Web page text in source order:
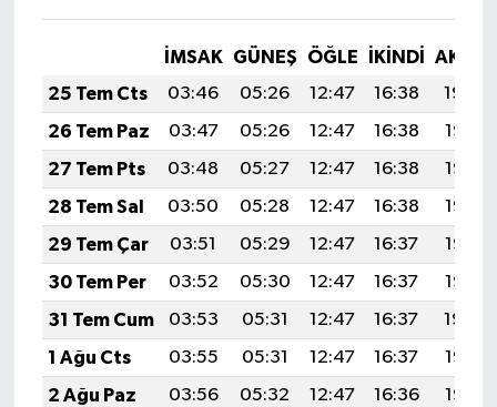
İMSAK GÜNEŞ ÖĞLE İKINDI
25 Tem Cts
03:46 05:26 12:47 16:38
19:59
26 Tem Paz
03:47 05:26 12:47 16:38
19:58
27 Tem Pts
03:48 05:27 12:47 16:38
19:57
28 Tem Sal
03:50 05:28 12:47 16:38
19:56
29 Tem Çar
03:51 05:29 12:47 16:37
19:55
30 Tem Per
03:52 05:30 12:47 16:37
19:55
31 Tem Cum
03:53 05:31 12:47 16:37
19:54
1 Ağu Cts
03:55 05:31 12:47 16:37
19:53
2 Ağu Paz
03:56 05:32 12:47 16:36
19:52